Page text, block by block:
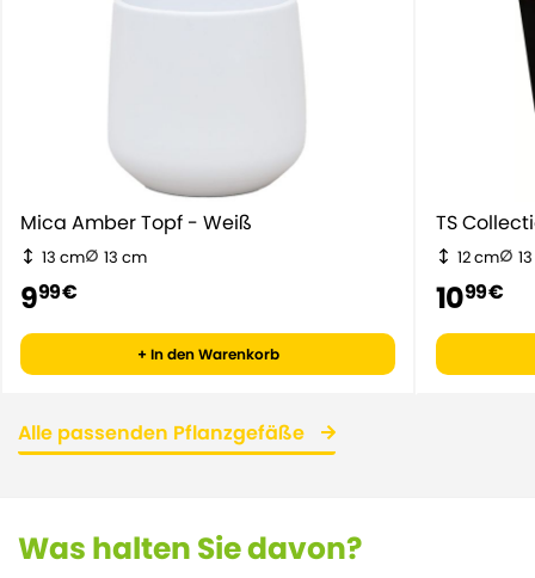
Mica Amber Topf - Weiß
13 cm 13 cm
999 €
+ In den Warenkorb
TS
12 cm
1099 €
Alle passenden Pflanzgefäße
Was halten Sie davon?